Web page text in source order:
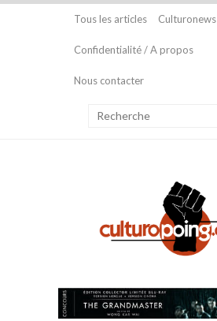
Tous les articles Culturonews
Confidentialité / A propos
Nous contacter